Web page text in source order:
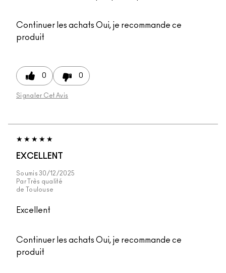
Continuer les achats Oui, je recommande ce
produit
0 0
Signaler Cet Avis
EXCELLENT
Soumis30/12/2025
Par
Très qualité
de
Toulouse
Excellent
Continuer les achats Oui, je recommande ce
produit